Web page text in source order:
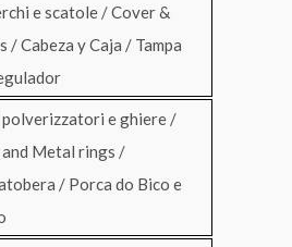
e scatole / Cover &
/ Cabeza y Caja / Tampa
polverizzatori e ghiere /
Metal rings /
/ Porca do Bico e